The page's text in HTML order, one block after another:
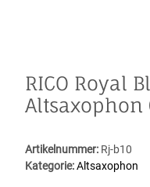
RICO Royal
Altsaxophon
Artikelnummer: Rj-b10
Kategorie:Altsaxophon